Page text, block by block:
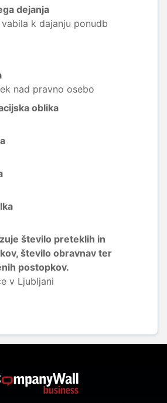
dejanja
k dajanju ponudb
nad pravno osebo
oblika
število preteklih in
število obravnav ter
postopkov.
v Ljubljani